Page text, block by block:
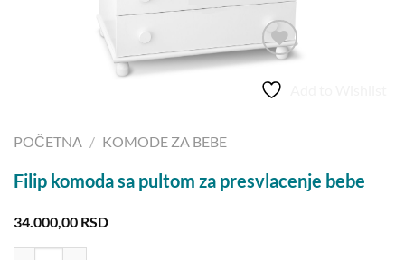
POČETNA / KOMODE ZA BEBE
Filip komoda sa pultom za presvlacenje bebe
34.000,00 RSD